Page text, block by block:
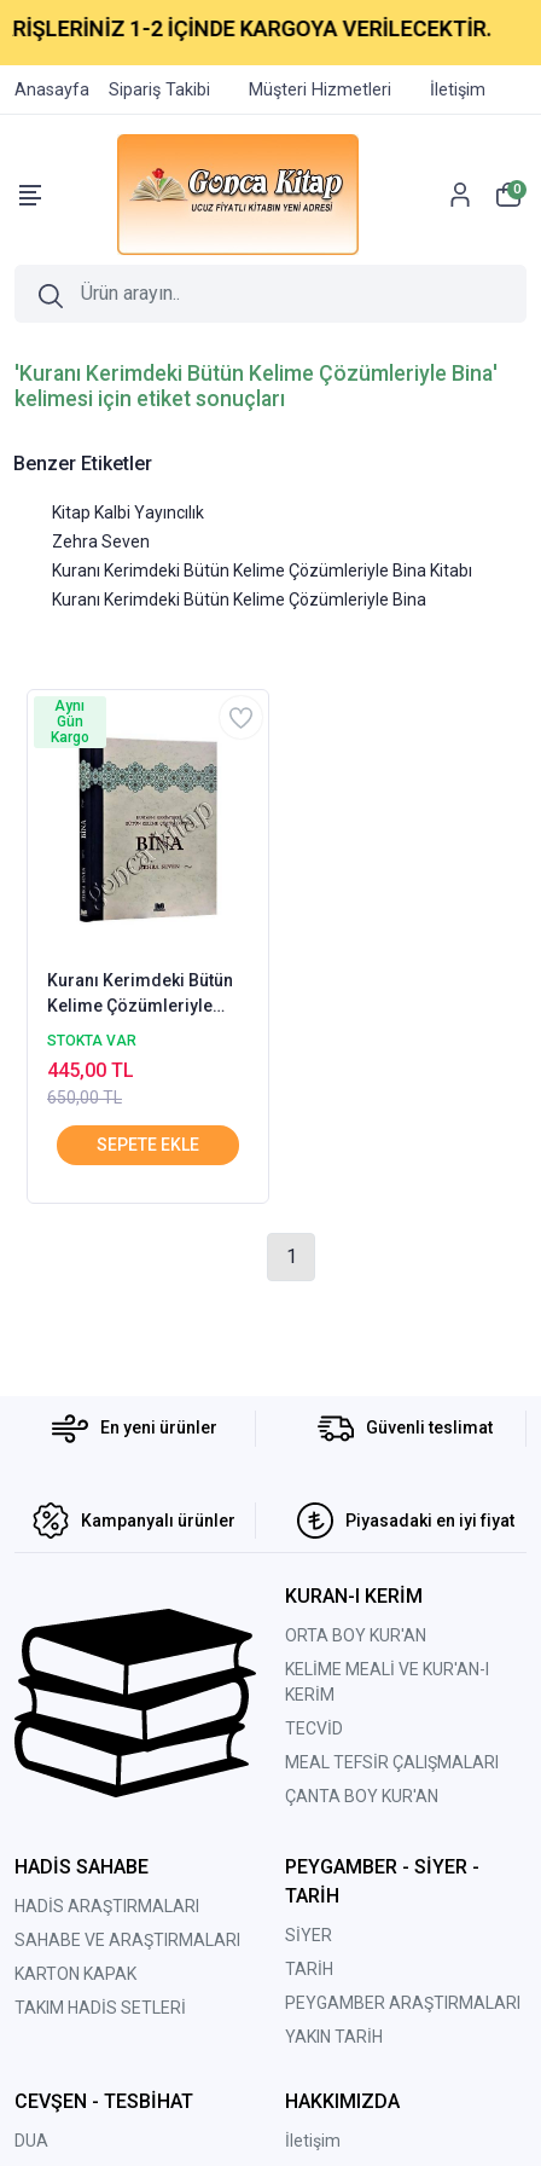
1-2 İÇİNDE KARGOYA VERİLECEKTİR.
Anasayfa Sipariş Takibi Müşteri Hizmetleri İletişim
0
'Kuranı Kerimdeki Bütün Kelime Çözümleriyle Bina'
kelimesi için etiket sonuçları
Benzer Etiketler
Kitap Kalbi Yayıncılık
Zehra Seven
Kuranı Kerimdeki Bütün Kelime Çözümleriyle Bina Kitabı
Kuranı Kerimdeki Bütün Kelime Çözümleriyle Bina
Kuranı Kerimdeki Bütün
Kelime Çözümleriyle
Bina ZEHRA SEVEN
STOKTA VAR
650,00 TL
445,00 TL
Aynı
Gün
Kargo
1
En yeni ürünler Güvenli teslimat
Kampanyalı ürünler Piyasadaki en iyi fiyat
KURAN-I KERİM
ORTA BOY KUR'AN
KELİME MEALİ VE KUR'AN-I
KERİM
TECVİD
MEAL TEFSİR ÇALIŞMALARI
ÇANTA BOY KUR'AN
HADİS SAHABE
HADİS ARAŞTIRMALARI
SAHABE VE ARAŞTIRMALARI
KARTON KAPAK
TAKIM HADİS SETLERİ
PEYGAMBER - SİYER -
TARİH
SİYER
TARİH
PEYGAMBER ARAŞTIRMALARI
YAKIN TARİH
CEVŞEN - TESBİHAT
DUA
HAKKIMIZDA
İletişim